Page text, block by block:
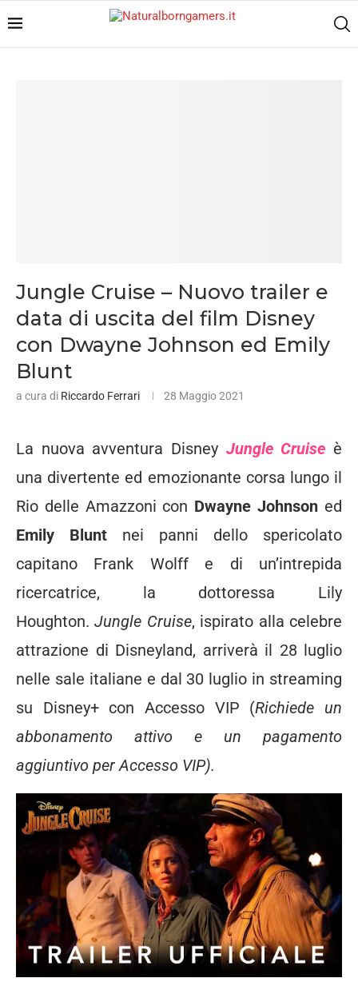
Jungle Cruise – Nuovo trailer e
data di uscita del film Disney
con Dwayne Johnson ed Emily
Blunt
a cura di Riccardo Ferrari 28 Maggio 2021
La nuova avventura Disney Jungle Cruise è
una divertente ed emozionante corsa lungo il
Rio delle Amazzoni con Dwayne Johnson ed
Emily Blunt nei panni dello spericolato
capitano Frank Wolff e di un’intrepida
ricercatrice, la dottoressa Lily
Houghton.Jungle Cruise, ispirato alla celebre
attrazione di Disneyland, arriverà il 28 luglio
nelle sale italiane e dal 30 luglio in streaming
su Disney+ con Accesso VIP (Richiede un
abbonamento attivo e un pagamento
aggiuntivo per Accesso VIP).